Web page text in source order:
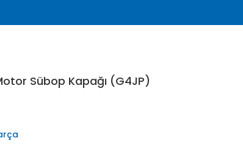
Sübop Kapağı (G4JP)